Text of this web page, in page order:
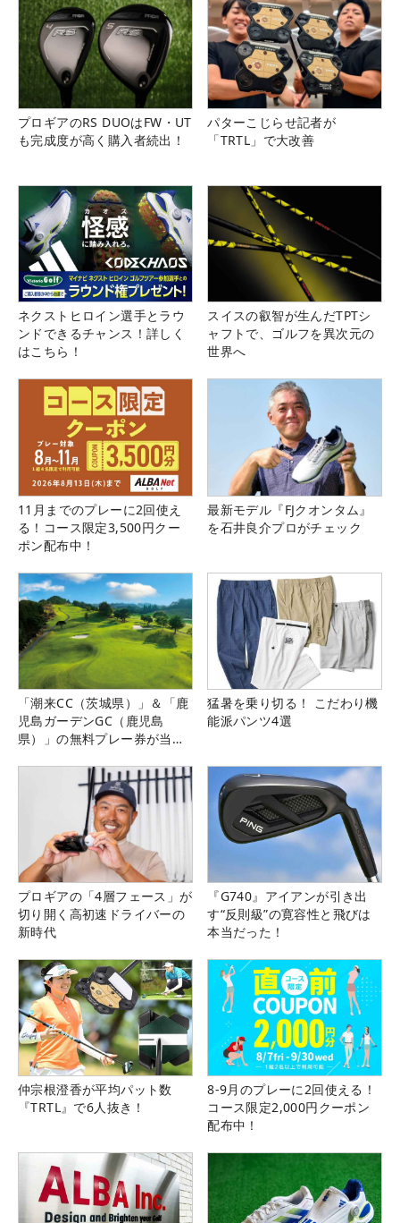
プロギアのRS DUOはFW・UT
も完成度が高く購入者続出！
パターこじらせ記者が
「TRTL」で大改善
ネクストヒロイン選手とラウ
ンドできるチャンス！詳しく
はこちら！
スイスの叡智が生んだTPTシ
ャフトで、ゴルフを異次元の
世界へ
11月までのプレーに2回使え
る！コース限定3,500円クー
ポン配布中！
最新モデル『FJクオンタム』
を石井良介プロがチェック
「潮来CC（茨城県）」＆「鹿
児島ガーデンGC（鹿児島
県）」の無料プレー券が当た
猛暑を乗り切る！ こだわり機
能派パンツ4選
プロギアの「4層フェース」が
切り開く高初速ドライバーの
新時代
『G740』アイアンが引き出
す“反則級”の寛容性と飛びは
本当だった！
仲宗根澄香が平均パット数
『TRTL』で6人抜き！
8-9月のプレーに2回使える！
コース限定2,000円クーポン
配布中！